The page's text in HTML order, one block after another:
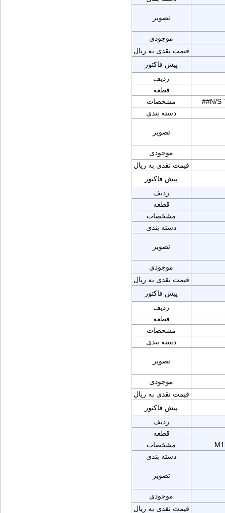
تصویر
موجودی
قیمت نقدی به ریال
پیش فاکتور
ردیف
قطعه
مشخصات
##N/S
دسته بندی
تصویر
موجودی
قیمت نقدی به ریال
پیش فاکتور
ردیف
قطعه
مشخصات
دسته بندی
تصویر
موجودی
قیمت نقدی به ریال
پیش فاکتور
ردیف
قطعه
مشخصات
دسته بندی
تصویر
موجودی
قیمت نقدی به ریال
پیش فاکتور
ردیف
قطعه
مشخصات
دسته بندی
تصویر
موجودی
قیمت نقدی به ریال